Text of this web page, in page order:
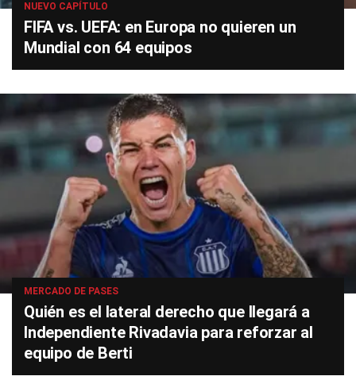
NUEVO CAPÍTULO
FIFA vs. UEFA: en Europa no quieren un
Mundial con 64 equipos
MERCADO DE PASES
Quién es el lateral derecho que llegará a
Independiente Rivadavia para reforzar al
equipo de Berti